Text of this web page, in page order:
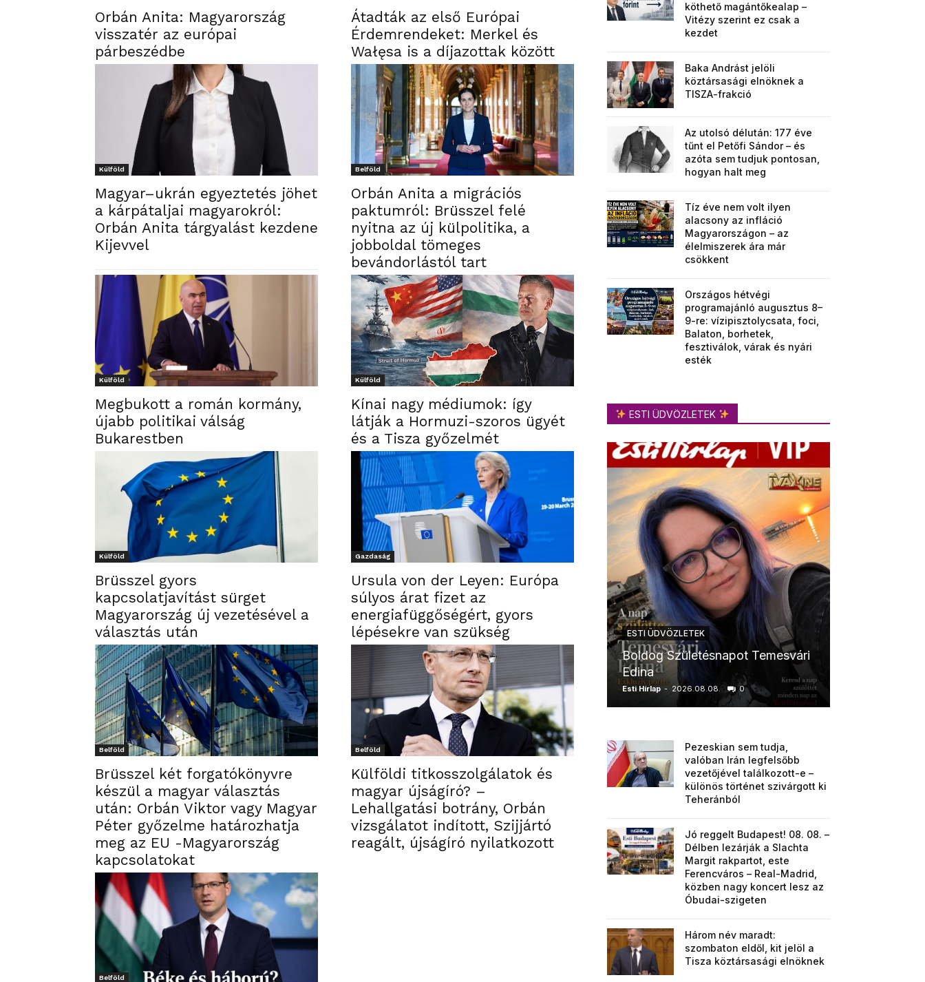
Orbán Anita: Magyarország
visszatér az európai
párbeszédbe
Átadták az első Európai
Érdemrendeket: Merkel és
Wałęsa is a díjazottak között
Külföld
Magyar–ukrán egyeztetés jöhet
a kárpátaljai magyarokról:
Orbán Anita tárgyalást kezdene
Kijevvel
Belföld
Orbán Anita a migrációs
paktumról: Brüsszel felé
nyitna az új külpolitika, a
jobboldal tömeges
bevándorlástól tart
Külföld
Megbukott a román kormány,
újabb politikai válság
Bukarestben
Külföld
Kínai nagy médiumok: így
látják a Hormuzi-szoros ügyét
és a Tisza győzelmét
Külföld
Brüsszel gyors
kapcsolatjavítást sürget
Magyarország új vezetésével a
választás után
Gazdaság
Ursula von der Leyen: Európa
súlyos árat fizet az
energiafüggőségért, gyors
lépésekre van szükség
Belföld
Brüsszel két forgatókönyvre
készül a magyar választás
után: Orbán Viktor vagy Magyar
Péter győzelme határozhatja
meg az EU -Magyarország
kapcsolatokat
Belföld
Külföldi titkosszolgálatok és
magyar újságíró? –
Lehallgatási botrány, Orbán
vizsgálatot indított, Szijjártó
reagált, újságíró nyilatkozott
Belföld
köthető magántőkealap –
Vitézy szerint ez csak a
kezdet
Baka Andrást jelöli
köztársasági elnöknek a
TISZA-frakció
Az utolsó délután: 177 éve
tűnt el Petőfi Sándor – és
azóta sem tudjuk pontosan,
hogyan halt meg
Tíz éve nem volt ilyen
alacsony az infláció
Magyarországon – az
élelmiszerek ára már
csökkent
Országos hétvégi
programajánló augusztus 8–
9-re: vízipisztolycsata, foci,
Balaton, borhetek,
fesztiválok, várak és nyári
esték
ESTI ÜDVÖZLETEK
ESTI ÜDVÖZLETEK
Boldog Születésnapot Temesvári
Edina
Esti Hírlap - 2026.08.08. 0
Pezeskian sem tudja,
valóban Irán legfelsőbb
vezetőjével találkozott-e –
különös történet szivárgott ki
Teheránból
Jó reggelt Budapest! 08. 08. –
Délben lezárják a Slachta
Margit rakpartot, este
Ferencváros – Real-Madrid,
közben nagy koncert lesz az
Óbudai-szigeten
Három név maradt:
szombaton eldől, kit jelöl a
Tisza köztársasági elnöknek